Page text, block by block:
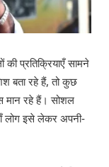
प्रतिक्रियाएँ सामने
बता रहे हैं, तो कुछ
मान रहे हैं। सोशल
लोग इसे लेकर अपनी-